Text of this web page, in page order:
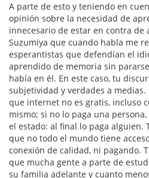
A parte de esto y teniendo en
opinión sobre la necesidad de
innecesario de estar en contra de
Suzumiya que cuando habla me
esperantistas que defendían el
aprendido de memoria sin
había en él. En este caso, tu
subjetividad y verdades a
que internet no es gratis, incluso
mismo; si no lo paga una
el estado: al final lo paga alguien.
que no todo el mundo tiene
conexión de calidad, ni pagando.
que mucha gente a parte de
su familia adelante y cuanto